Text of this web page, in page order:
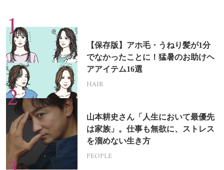
【保存版】アホ毛・うねり髪が1分
でなかったことに！猛暑のお助けヘ
アアイテム16選
HAIR
山本耕史さん「人生において最優先
は家族」。仕事も無欲に、ストレス
を溜めない生き方
PEOPLE